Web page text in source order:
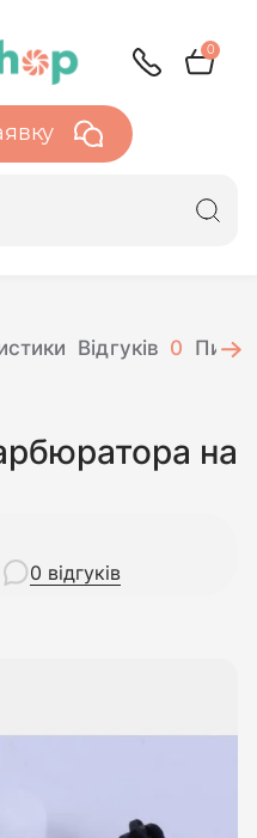
0
Відгуків 0
на
0 відгуків